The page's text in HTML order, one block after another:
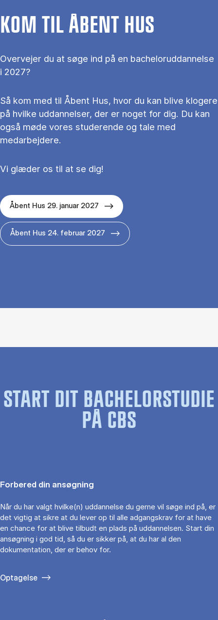
KOM TIL ÅBENT HUS
Overvejer du at søge ind på en bacheloruddannelse
i 2027?
Så kom med til Åbent Hus, hvor du kan blive klogere
på hvilke uddannelser, der er noget for dig. Du kan
også møde vores studerende og tale med
medarbejdere.
Vi glæder os til at se dig!
Åbent Hus 29. januar 2027
Åbent Hus 24. februar 2027
START DIT BACHELORSTUDIE
PÅ CBS
Forbered din ansøgning
Når du har valgt hvilke(n) uddannelse du gerne vil søge ind på, er
det vigtig at sikre at du lever op til alle adgangskrav for at have
en chance for at blive tilbudt en plads på uddannelsen. Start din
ansøgning i god tid, så du er sikker på, at du har al den
dokumentation, der er behov for.
Optagelse